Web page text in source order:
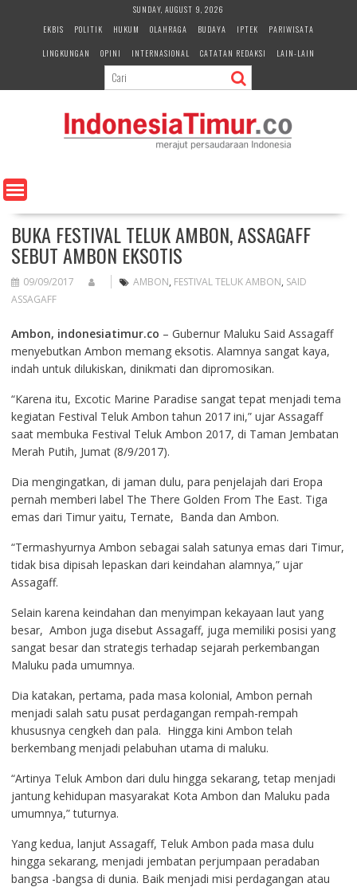
e
n
SUNDAY, AUGUST 9, 2026
EKBIS
POLITIK HUKUM OLAHRAGA BUDAYA IPTEK
PARIWISATA
LINGKUNGAN
OPINI INTERNASIONAL CATATAN REDAKSI LAIN-LAIN
​BUKA FESTIVAL TELUK AMBON, ASSAGAFF
SEBUT AMBON EKSOTIS
09/09/2017 AMBON, FESTIVAL TELUK AMBON, SAID
ASSAGAFF
Ambon, indonesiatimur.co – Gubernur Maluku Said Assagaff
menyebutkan Ambon memang eksotis. Alamnya sangat kaya,
indah untuk dilukiskan, dinikmati dan dipromosikan.
“Karena itu, Excotic Marine Paradise sangat tepat menjadi tema
kegiatan Festival Teluk Ambon tahun 2017 ini,” ujar Assagaff
saat membuka Festival Teluk Ambon 2017, di Taman Jembatan
Merah Putih, Jumat (8/9/2017).
Dia mengingatkan, di jaman dulu, para penjelajah dari Eropa
pernah memberi label The There Golden From The East. Tiga
emas dari Timur yaitu, Ternate, Banda dan Ambon.
“Termashyurnya Ambon sebagai salah satunya emas dari Timur,
tidak bisa dipisah lepaskan dari keindahan alamnya,” ujar
Assagaff.
Selain karena keindahan dan menyimpan kekayaan laut yang
besar, Ambon juga disebut Assagaff, juga memiliki posisi yang
sangat besar dan strategis terhadap sejarah perkembangan
Maluku pada umumnya.
Dia katakan, pertama, pada masa kolonial, Ambon pernah
menjadi salah satu pusat perdagangan rempah-rempah
khususnya cengkeh dan pala. Hingga kini Ambon telah
berkembang menjadi pelabuhan utama di maluku.
“Artinya Teluk Ambon dari dulu hingga sekarang, tetap menjadi
jantung kehidupan masyarakat Kota Ambon dan Maluku pada
umumnya,” tuturnya.
Yang kedua, lanjut Assagaff, Teluk Ambon pada masa dulu
hingga sekarang, menjadi jembatan perjumpaan peradaban
bangsa -bangsa di dunia. Baik menjadi misi perdagangan atau